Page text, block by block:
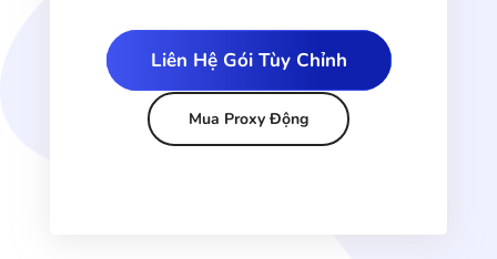
Liên Hệ Gói Tùy Chỉnh
Mua Proxy Động